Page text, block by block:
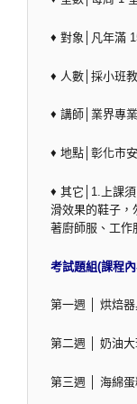
♦ 對象│凡年滿
♦ 人數│採小班
♦ 講師│業界專
♦ 地點│彰化市
♦ 其它│1.上課
滑效果的鞋子
著廚師服、工作
考試題組(課
第一週 │ 烘焙
第二週 │ 奶油
第三週 │ 海綿